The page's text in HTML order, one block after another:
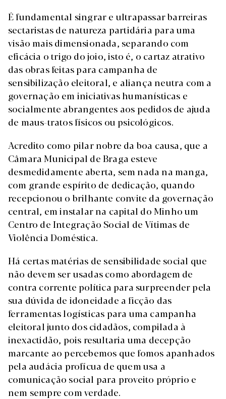
É fundamental singrar e ultrapassar barreiras
sectaristas de natureza partidária para uma
visão mais dimensionada, separando com
eficácia o trigo do joio, isto é, o cartaz atrativo
das obras feitas para campanha de
sensibilização eleitoral, e aliança neutra com a
governação em iniciativas humanísticas e
socialmente abrangentes aos pedidos de ajuda
de maus-tratos físicos ou psicológicos.
Acredito como pilar nobre da boa causa, que a
Câmara Municipal de Braga esteve
desmedidamente aberta, sem nada na manga,
com grande espírito de dedicação, quando
recepcionou o brilhante convite da governação
central, em instalar na capital do Minho um
Centro de Integração Social de Vítimas de
Violência Doméstica.
Há certas matérias de sensibilidade social que
não devem ser usadas como abordagem de
contra corrente política para surpreender pela
sua dúvida de idoneidade a ficção das
ferramentas logísticas para uma campanha
eleitoral junto dos cidadãos, compilada à
inexactidão, pois resultaria uma decepção
marcante ao percebemos que fomos apanhados
pela audácia profícua de quem usa a
comunicação social para proveito próprio e
nem sempre com verdade.